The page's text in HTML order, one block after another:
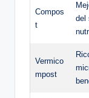
Compos
t
del
Vermico
mpost